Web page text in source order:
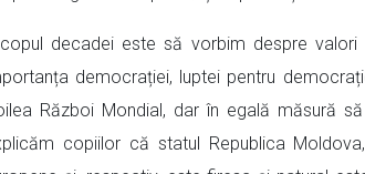
decadei este să vorbim despre
democrației, luptei pentru
Război Mondial, dar în egală măsură
copiilor că statul Republica